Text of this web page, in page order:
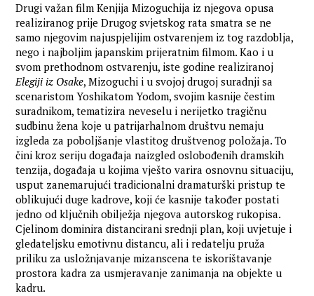
Drugi važan film Kenjija Mizoguchija iz njegova opusa
realiziranog prije Drugog svjetskog rata smatra se ne
samo njegovim najuspjelijim ostvarenjem iz tog razdoblja,
nego i najboljim japanskim prijeratnim filmom. Kao i u
svom prethodnom ostvarenju, iste godine realiziranoj
Elegiji iz Osake, Mizoguchi i u svojoj drugoj suradnji sa
scenaristom Yoshikatom Yodom, svojim kasnije čestim
suradnikom, tematizira neveselu i nerijetko tragičnu
sudbinu žena koje u patrijarhalnom društvu nemaju
izgleda za poboljšanje vlastitog društvenog položaja. To
čini kroz seriju događaja naizgled oslobođenih dramskih
tenzija, događaja u kojima vješto varira osnovnu situaciju,
usput zanemarujući tradicionalni dramaturški pristup te
oblikujući duge kadrove, koji će kasnije također postati
jedno od ključnih obilježja njegova autorskog rukopisa.
Cjelinom dominira distancirani srednji plan, koji uvjetuje i
gledateljsku emotivnu distancu, ali i redatelju pruža
priliku za usložnjavanje mizanscena te iskorištavanje
prostora kadra za usmjeravanje zanimanja na objekte u
kadru.